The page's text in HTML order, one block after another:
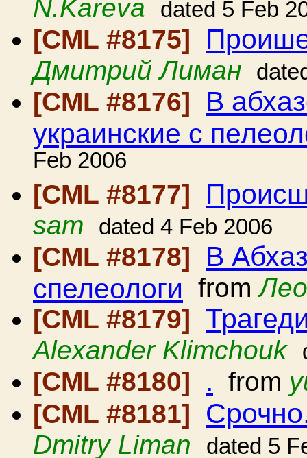
N.Kareva dated 5 Feb
[CML #8175]
Дмитрий Лиман
[CML #8176] В
украинские с
Feb 2006
[CML #8177]
sam dated 4 Feb 2006
[CML #8178] В
спелеологи from
[CML #8179]
Alexander Klimchouk
[CML #8180] . from
[CML #8181]
Dmitry Liman dated 5